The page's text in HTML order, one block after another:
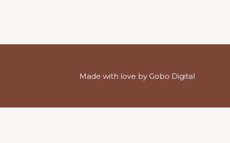
Made with love by Gobo Digital